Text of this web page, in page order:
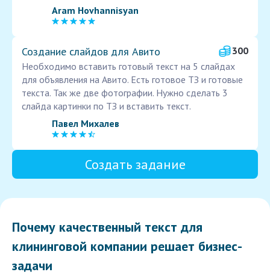
Aram Hovhannisyan
Создание слайдов для Авито
300
Необходимо вставить готовый текст на 5 слайдах
для объявления на Авито. Есть готовое ТЗ и готовые
текста. Так же две фотографии. Нужно сделать 3
слайда картинки по ТЗ и вставить текст.
Павел Михалев
Создать задание
Почему качественный текст для
клининговой компании решает бизнес-
задачи